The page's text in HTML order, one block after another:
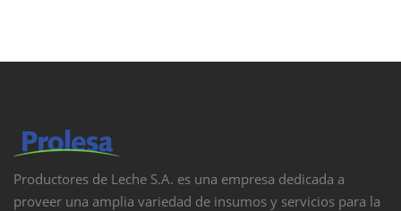
Productores de Leche S.A. es una empresa dedicada a
proveer una amplia variedad de insumos y servicios para la